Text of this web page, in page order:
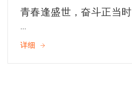
青春逢盛世，奋斗正当时
...
详细